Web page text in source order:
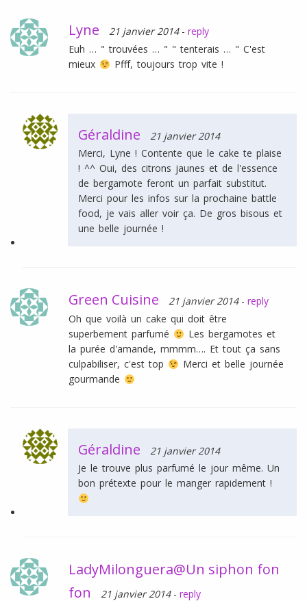
Lyne 21 janvier 2014 - reply
Euh … " trouvées … " " tenterais … " C'est
mieux
Pfff, toujours trop vite !
Géraldine
21 janvier 2014
Merci, Lyne ! Contente que le cake te plaise
! ^^ Oui, des citrons jaunes et de l'essence
de bergamote feront un parfait substitut.
Merci pour les infos sur la prochaine battle
food, je vais aller voir ça. De gros bisous et
une belle journée !
Green Cuisine 21 janvier 2014 - reply
Oh que voilà un cake qui doit être
superbement parfumé
Les bergamotes et
la purée d'amande, mmmm…. Et tout ça sans
culpabiliser, c'est top
Merci et belle journée
gourmande
Géraldine
21 janvier 2014
Je le trouve plus parfumé le jour même. Un
bon prétexte pour le manger rapidement !
LadyMilonguera@Un siphon fon
fon
21 janvier 2014 - reply